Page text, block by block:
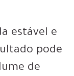
estável e
pode
de